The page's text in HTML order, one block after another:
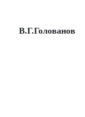
В.Г.Голованов